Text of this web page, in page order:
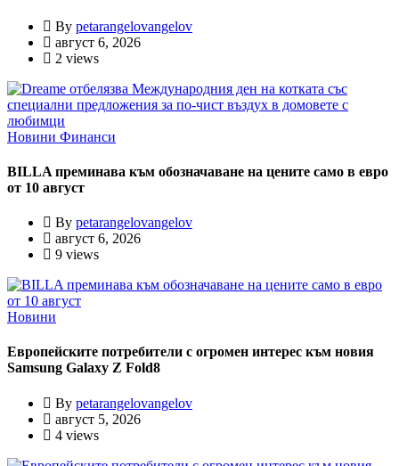
By petarangelovangelov
август 6, 2026
2 views
Новини Финанси
BILLA преминава към обозначаване на цените само в евро
от 10 август
By petarangelovangelov
август 6, 2026
9 views
Новини
Европейските потребители с огромен интерес към новия
Samsung Galaxy Z Fold8
By petarangelovangelov
август 5, 2026
4 views